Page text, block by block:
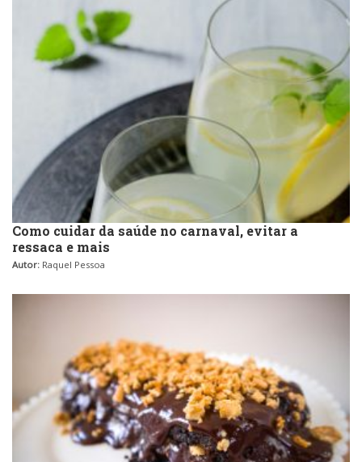
Como cuidar da saúde no carnaval, evitar a
ressaca e mais
Autor: Raquel Pessoa